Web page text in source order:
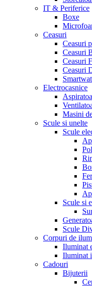
IT & Periferice
Boxe
Ceasuri
Ceasuri
Ceasuri
Ceasuri
Ceasuri
Electrocasnice
Masini
Scule si unelte
Scule
Scule si
Scule
Corpuri de
Iluminat
Iluminat
Cadouri
Bijuterii